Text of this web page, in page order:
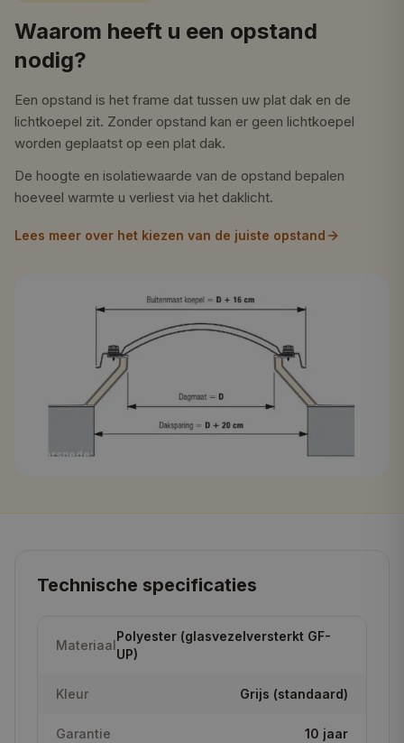
Waarom heeft u een opstand
nodig?
Een opstand is het frame dat tussen uw plat dak en de
lichtkoepel zit. Zonder opstand kan er geen lichtkoepel
worden geplaatst op een plat dak.
De hoogte en isolatiewaarde van de opstand bepalen
hoeveel warmte u verliest via het daklicht.
Lees meer over het kiezen van de juiste opstand
Doorsnede: opstand + lichtkoepel op plat dak
Technische specificaties
Materiaal
Polyester (glasvezelversterkt GF-
UP)
Kleur Grijs (standaard)
Garantie 10 jaar